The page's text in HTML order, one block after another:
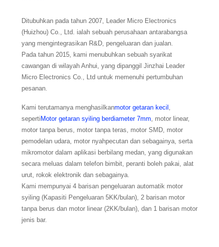
Ditubuhkan pada tahun 2007, Leader Micro Electronics
(Huizhou) Co., Ltd. ialah sebuah perusahaan antarabangsa
yang mengintegrasikan R&D, pengeluaran dan jualan.
Pada tahun 2015, kami menubuhkan sebuah syarikat
cawangan di wilayah Anhui, yang dipanggil Jinzhai Leader
Micro Electronics Co., Ltd untuk memenuhi pertumbuhan
pesanan.
Kami terutamanya menghasilkanmotor getaran kecil
sepertiMotor getaran syiling berdiameter 7mm , motor linear,
motor tanpa berus, motor tanpa teras, motor SMD, motor
pemodelan udara, motor nyahpecutan dan sebagainya, serta
mikromotor dalam aplikasi berbilang medan, yang digunakan
secara meluas dalam telefon bimbit, peranti boleh pakai, alat
urut, rokok elektronik dan sebagainya.
Kami mempunyai 4 barisan pengeluaran automatik motor
syiling (Kapasiti Pengeluaran 5KK/bulan), 2 barisan motor
tanpa berus dan motor linear (2KK/bulan), dan 1 barisan motor
jenis bar.